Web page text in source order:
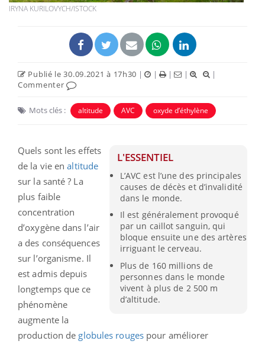
IRYNA KURILOVYCH/ISTOCK
Publié le 30.09.2021 à 17h30 | | | |
|
Commenter
Mots clés : altitude AVC oxyde d’éthylène
L'ESSENTIEL
L’AVC est l’une des principales
causes de décès et d’invalidité
dans le monde.
Il est généralement provoqué
par un caillot sanguin, qui
bloque ensuite une des artères
irriguant le cerveau.
Plus de 160 millions de
personnes dans le monde
vivent à plus de 2 500 m
d’altitude.
Quels sont les effets
de la vie enaltitude
sur la santé ? La
plus faible
concentration
d’oxygène dans l’air
a des conséquences
sur l’organisme. Il
est admis depuis
longtemps que ce
phénomène
augmente la
production de globules rougespour améliorer